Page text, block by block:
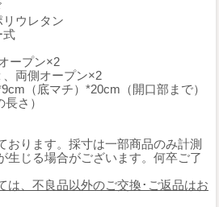
ウレタン
式
ープン×2
、両側オープン×2
（底マチ）*20cm（開口部まで）
さ）
ります。採寸は一部商品のみ計測
生じる場合がございます。何卒ご了
は、不良品以外のご交換･ご返品はお